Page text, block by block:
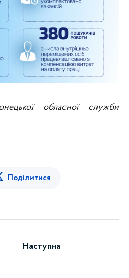
обласної служби
Поділитися
Наступна